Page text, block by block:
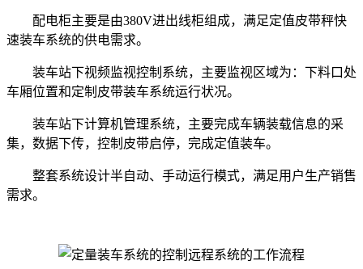
配电柜主要是由380V进出线柜组成，满足定值皮带秤快
速装车系统的供电需求。
装车站下视频监视控制系统，主要监视区域为：下料口处
车厢位置和定制皮带装车系统运行状况。
装车站下计算机管理系统，主要完成车辆装载信息的采
集，数据下传，控制皮带启停，完成定值装车。
整套系统设计半自动、手动运行模式，满足用户生产销售
需求。